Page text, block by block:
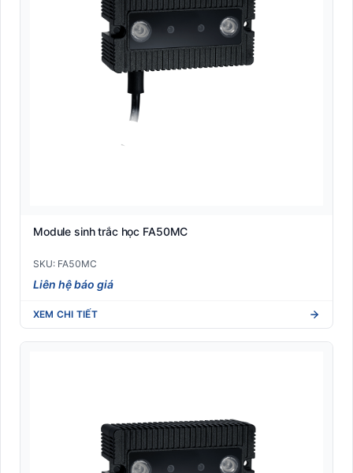
Module sinh trắc học FA50MC
SKU: FA50MC
Liên hệ báo giá
XEM CHI TIẾT